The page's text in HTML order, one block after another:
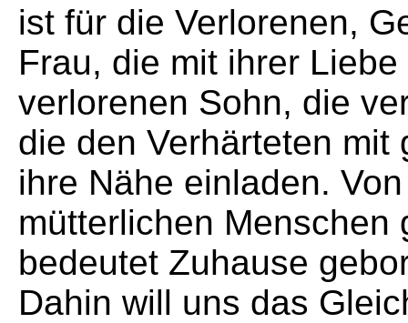
ist für die Verlorenen,
Frau, die mit ihrer
verlorenen Sohn, die
die den Verhärteten
ihre Nähe einladen.
mütterlichen Menschen
bedeutet Zuhause
Dahin will uns das